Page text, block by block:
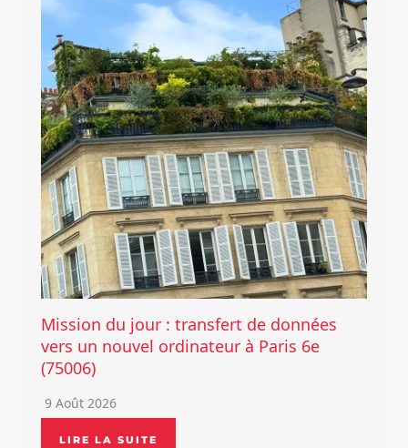
Mission du jour : transfert de données
vers un nouvel ordinateur à Paris 6e
(75006)
9 Août 2026
LIRE LA SUITE